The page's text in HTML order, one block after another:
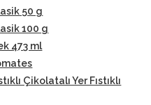
50 g
100 g
473 ml
Çikolatalı Yer Fıstıklı